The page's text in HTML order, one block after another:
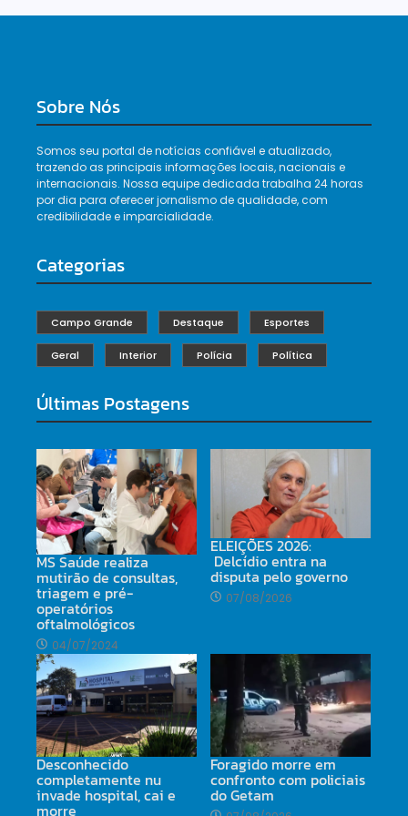
Sobre Nós
Somos seu portal de notícias confiável e atualizado,
trazendo as principais informações locais, nacionais e
internacionais. Nossa equipe dedicada trabalha 24 horas
por dia para oferecer jornalismo de qualidade, com
credibilidade e imparcialidade.
Categorias
Campo Grande Destaque Esportes
Geral Interior Polícia Política
Últimas Postagens
MS Saúde realiza
mutirão de consultas,
triagem e pré-
operatórios
oftalmológicos
04/07/2024
ELEIÇÕES 2026:
Delcídio entra na
disputa pelo governo
07/08/2026
Desconhecido
completamente nu
invade hospital, cai e
morre
Foragido morre em
confronto com policiais
do Getam